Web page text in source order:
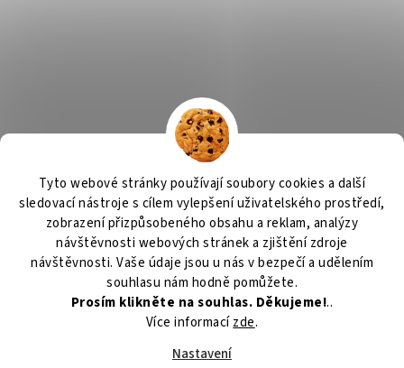
Tyto webové stránky používají soubory cookies a další
sledovací nástroje s cílem vylepšení uživatelského prostředí,
zobrazení přizpůsobeného obsahu a reklam, analýzy
návštěvnosti webových stránek a zjištění zdroje
návštěvnosti. Vaše údaje jsou u nás v bezpečí a udělením
souhlasu nám hodně pomůžete.
Prosím klikněte na souhlas. Děkujeme!..
Více informacízde.
Nastavení